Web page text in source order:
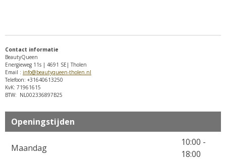
Contact informatie
BeautyQueen
Energieweg 11s | 4691 SE| Tholen
Email : info@beautyqueen-tholen.nl
Telefoon: +31640613250
KvK: 71961615
BTW: NL002336897B25
Openingstijden
Maandag
10:00 -
18:00